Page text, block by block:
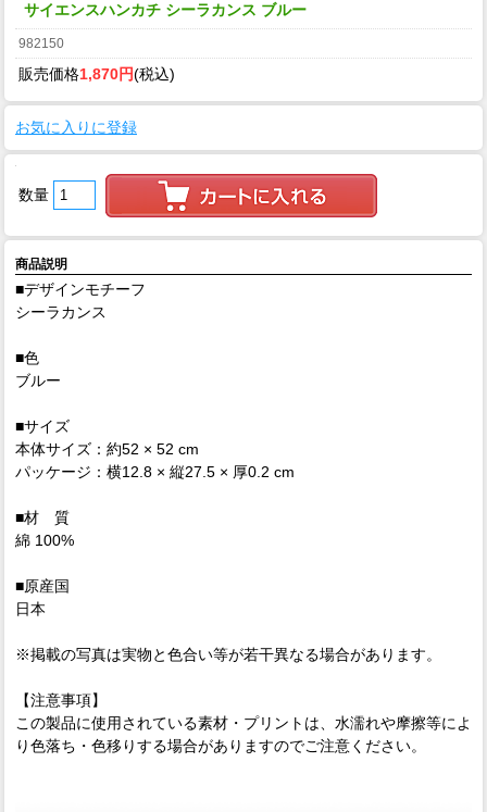
サイエンスハンカチ シーラカンス ブルー
982150
販売価格1,870円(税込)
お気に入りに登録
数量
商品説明
■デザインモチーフ
シーラカンス
■色
ブルー
■サイズ
本体サイズ：約52 × 52 cm
パッケージ：横12.8 × 縦27.5 × 厚0.2 cm
■材 質
綿 100%
■原産国
日本
※掲載の写真は実物と色合い等が若干異なる場合があります。
【注意事項】
この製品に使用されている素材・プリントは、水濡れや摩擦等によ
り色落ち・色移りする場合がありますのでご注意ください。